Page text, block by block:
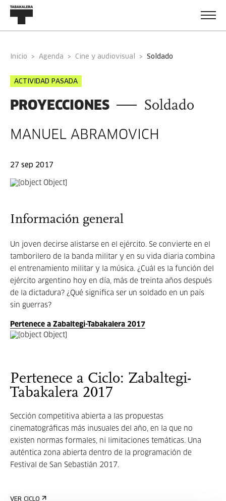
Inicio Agenda Cine y audiovisual soldado
ACTIVIDAD PASADA
PROYECCIONES Soldado
MANUEL ABRAMOVICH
27 sep 2017
Información general
Un joven decirse alistarse en el ejército. Se convierte en el
tamborilero de la banda militar y en su vida diaria combina
el entrenamiento militar y la música. ¿Cuál es la función del
ejército argentino hoy en día, más de treinta años después
de la dictadura? ¿Qué significa ser un soldado en un país
sin guerras?
Pertenece a Zabaltegi-Tabakalera 2017
Pertenece a Ciclo: Zabaltegi-
Tabakalera 2017
Sección competitiva abierta a las propuestas
cinematográficas más inusuales del año, en la que no
existen normas formales, ni limitaciones temáticas. Una
auténtica zona abierta dentro de la programación de
Festival de San Sebastián 2017.
VER CICLO